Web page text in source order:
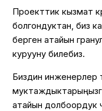
Проекттик кызмат
болгондуктан, биз
берген атайын
курууну билебиз.
Биздин инженерлер
атайын долбоордук